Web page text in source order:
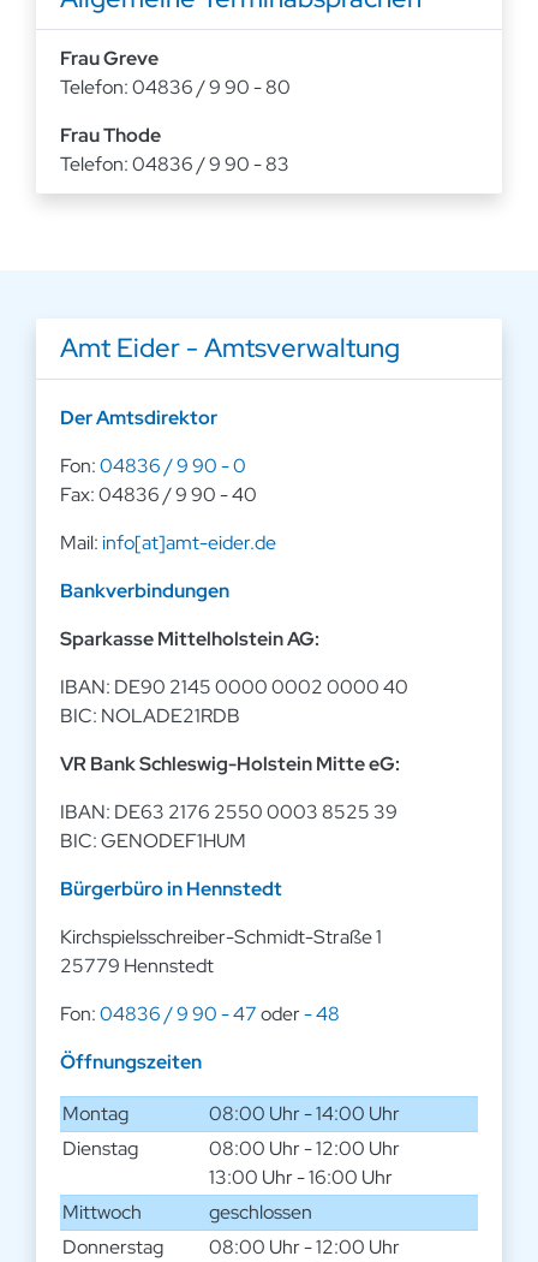
Frau Greve
Telefon: 04836 / 9 90 - 80
Frau Thode
Telefon: 04836 / 9 90 - 83
Amt Eider - Amtsverwaltung
Der Amtsdirektor
Fon:04836 / 9 90 - 0
Fax: 04836 / 9 90 - 40
Mail:info[at]amt-eider.de
Bankverbindungen
Sparkasse Mittelholstein AG:
IBAN: DE90 2145 0000 0002 0000 40
BIC: NOLADE21RDB
VR Bank Schleswig-Holstein Mitte eG:
IBAN: DE63 2176 2550 0003 8525 39
BIC: GENODEF1HUM
Bürgerbüro in Hennstedt
Kirchspielsschreiber-Schmidt-Straße 1
25779 Hennstedt
Fon:04836 / 9 90 - 47oder- 48
Öffnungszeiten
Montag
08:00 Uhr - 14:00 Uhr
Dienstag
08:00 Uhr - 12:00 Uhr
13:00 Uhr - 16:00 Uhr
Mittwoch
geschlossen
Donnerstag
08:00 Uhr - 12:00 Uhr